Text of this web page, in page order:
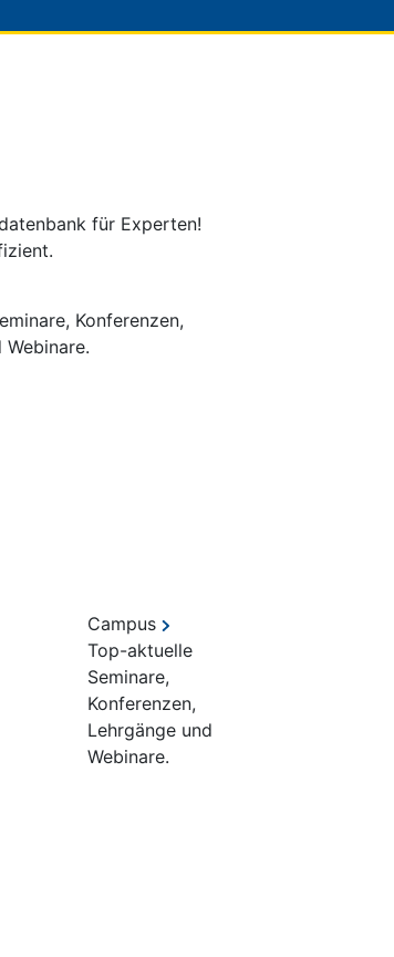
für Experten!
Konferenzen,
Webinare.
Campus
Top-aktuelle
Seminare,
Konferenzen,
Lehrgänge und
Webinare.